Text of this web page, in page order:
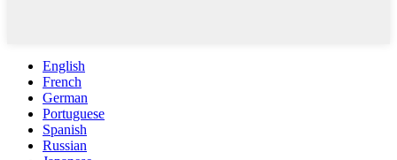
English
French
German
Portuguese
Spanish
Russian